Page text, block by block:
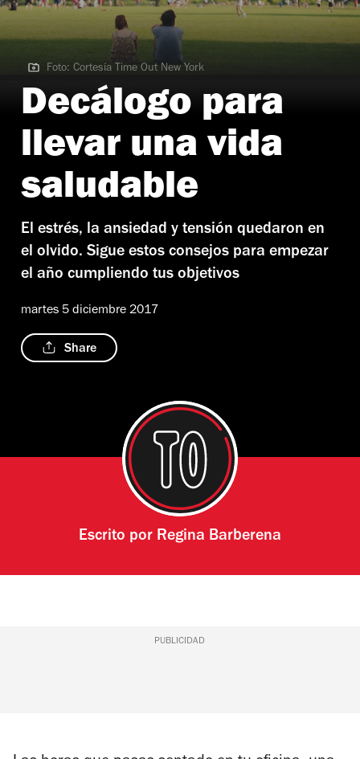
Foto: Cortesía Time Out New York
Foto: Cortesía Time Out New York
Decálogo para
llevar una vida
saludable
El estrés, la ansiedad y tensión quedaron en
el olvido. Sigue estos consejos para empezar
el año cumpliendo tus objetivos
martes 5 diciembre 2017
Share
Escrito por Regina Barberena
PUBLICIDAD